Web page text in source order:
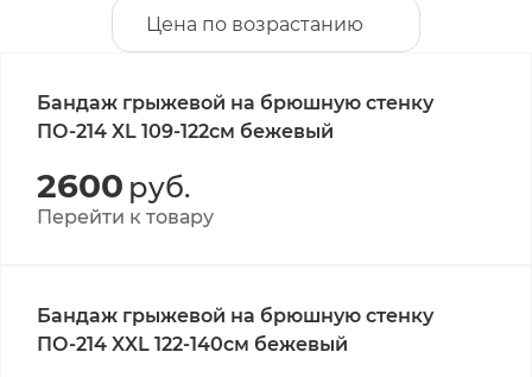
Цена по возрастанию
Бандаж грыжевой на брюшную стенку
ПО-214 XL 109-122см бежевый
2600 руб.
Перейти к товару
Бандаж грыжевой на брюшную стенку
ПО-214 XXL 122-140см бежевый